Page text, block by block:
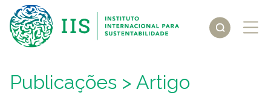
Publicações > Artigo